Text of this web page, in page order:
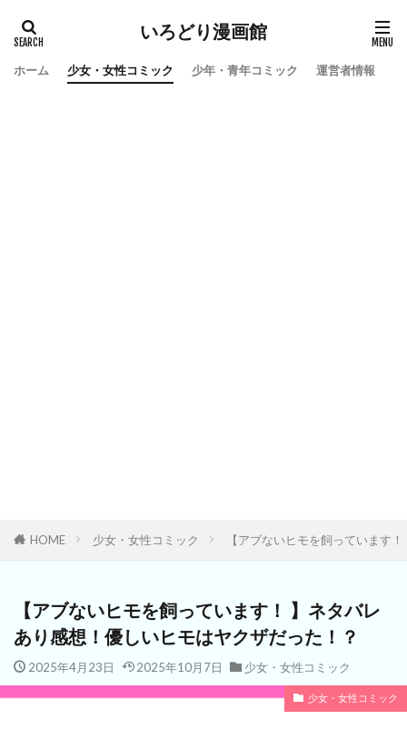
いろどり漫画館
ホーム 少女・女性コミック 少年・青年コミック 運営者情報
HOME 少女・女性コミック 【アブないヒモを飼っています
【アブないヒモを飼っています！ 】ネタバレ
あり感想！優しいヒモはヤクザだった！？
2025年4月23日 2025年10月7日 少女・女性コミック
少女・女性コミック